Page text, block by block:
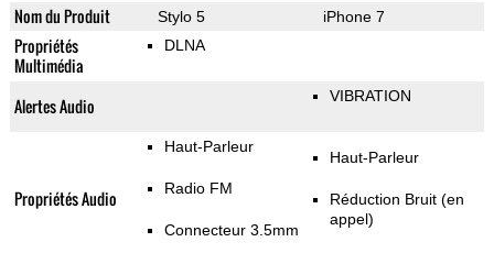
Nom du Produit Stylo 5 iPhone 7
Propriétés
Multimédia
DLNA
Alertes Audio VIBRATION
Propriétés Audio
Haut-Parleur
Radio FM
Connecteur 3.5mm
Haut-Parleur
Réduction Bruit (en
appel)